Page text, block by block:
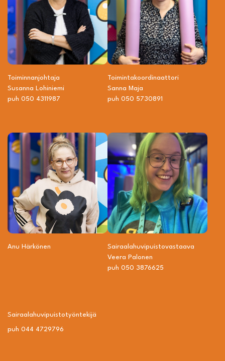
Toiminnanjohtaja
Susanna Lohiniemi
puh 050 4311987
Toiminta­­koordinaattori
Sanna Maja
puh 050 5730891
Anu Härkönen
Sairaalahuvipuisto­vastaava
Veera Palonen
puh 050 3876625
Sairaalahuvipuisto­työntekijä
puh 044 4729796